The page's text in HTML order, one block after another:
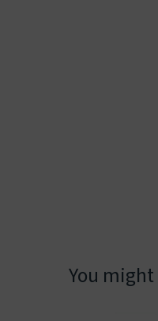
You